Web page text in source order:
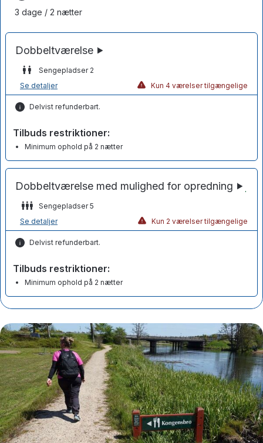
3 dage / 2 nætter
Sengepladser 2
Se detaljer
Kun 4 værelser tilgængelige
Delvist refunderbart.
Tilbuds restriktioner:
Minimum ophold på 2 nætter
Sengepladser 5
Se detaljer
Kun 2 værelser tilgængelige
Delvist refunderbart.
Tilbuds restriktioner:
Minimum ophold på 2 nætter